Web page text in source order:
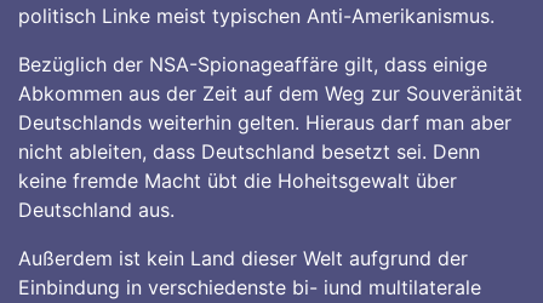
politisch Linke meist typischen Anti-Amerikanismus.
Bezüglich der NSA-Spionageaffäre gilt, dass einige
Abkommen aus der Zeit auf dem Weg zur Souveränität
Deutschlands weiterhin gelten. Hieraus darf man aber
nicht ableiten, dass Deutschland besetzt sei. Denn
keine fremde Macht übt die Hoheitsgewalt über
Deutschland aus.
Außerdem ist kein Land dieser Welt aufgrund der
Einbindung in verschiedenste bi- iund multilaterale